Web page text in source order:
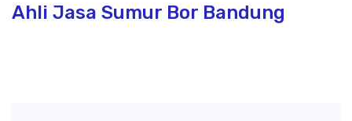
Ahli Jasa Sumur Bor Bandung